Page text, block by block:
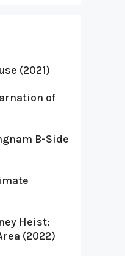
(2021)
of
B-Side
Heist:
(2022)